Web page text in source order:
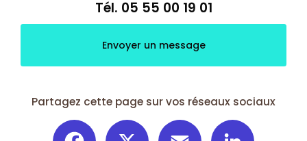
Tél. 05 55 00 19 01
Envoyer un message
Partagez cette page sur vos réseaux sociaux
Facebook Email